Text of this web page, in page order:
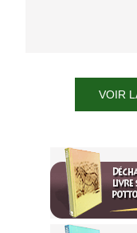
VOIR